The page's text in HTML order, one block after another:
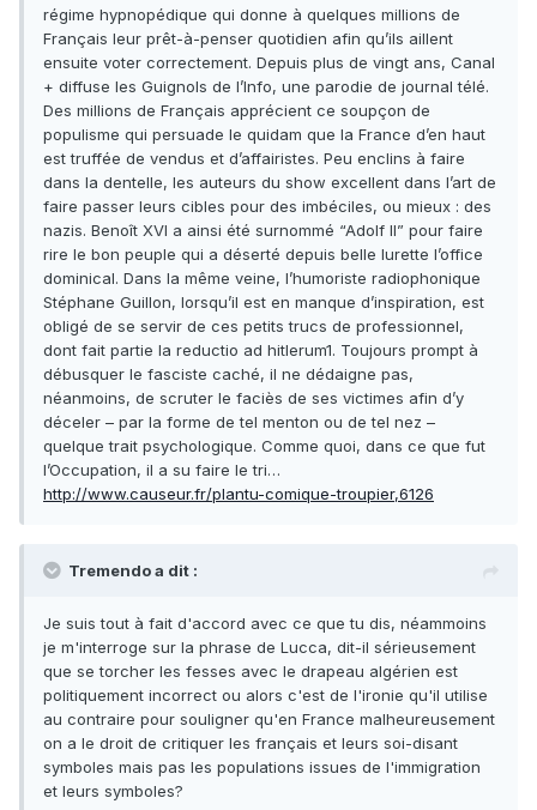
régime hypnopédique qui donne à quelques millions de
Français leur prêt-à-penser quotidien afin qu’ils aillent
ensuite voter correctement. Depuis plus de vingt ans, Canal
+ diffuse les Guignols de l’Info, une parodie de journal télé.
Des millions de Français apprécient ce soupçon de
populisme qui persuade le quidam que la France d’en haut
est truffée de vendus et d’affairistes. Peu enclins à faire
dans la dentelle, les auteurs du show excellent dans l’art de
faire passer leurs cibles pour des imbéciles, ou mieux : des
nazis. Benoît XVI a ainsi été surnommé “Adolf II” pour faire
rire le bon peuple qui a déserté depuis belle lurette l’office
dominical. Dans la même veine, l’humoriste radiophonique
Stéphane Guillon, lorsqu’il est en manque d’inspiration, est
obligé de se servir de ces petits trucs de professionnel,
dont fait partie la reductio ad hitlerum1. Toujours prompt à
débusquer le fasciste caché, il ne dédaigne pas,
néanmoins, de scruter le faciès de ses victimes afin d’y
déceler – par la forme de tel menton ou de tel nez –
quelque trait psychologique. Comme quoi, dans ce que fut
l’Occupation, il a su faire le tri…
http://www.causeur.fr/plantu-comique-troupier,6126
Tremendo a dit :
Je suis tout à fait d'accord avec ce que tu dis, néammoins
je m'interroge sur la phrase de Lucca, dit-il sérieusement
que se torcher les fesses avec le drapeau algérien est
politiquement incorrect ou alors c'est de l'ironie qu'il utilise
au contraire pour souligner qu'en France malheureusement
on a le droit de critiquer les français et leurs soi-disant
symboles mais pas les populations issues de l'immigration
et leurs symboles?